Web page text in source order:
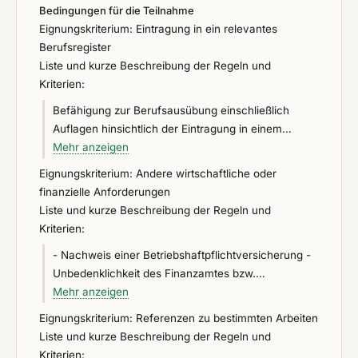
Bedingungen für die Teilnahme
Eignungskriterium: Eintragung in ein relevantes
Berufsregister
Liste und kurze Beschreibung der Regeln und
Kriterien:
Befähigung zur Berufsausübung einschließlich
Auflagen hinsichtlich der Eintragung in einem
Berufs- oder Handelsregister - Eintragung in das
Handwerksrolle Präqualifizierte Unternehmen
führen den Nachweis der Eignung für die zu
vergebende Leistung durch den Eintrag in die Liste
Bauunternehmen e.V. (Präqualifikationsverzeichnis)
sofern dort alle geforderten Unterlagen enthalten
sind und ggf. ergänzt durch geforderte
auftragsspezifische Einzelnachweise. Bei Einsatz
von anderen Unternehmen ist auf gesondertes
Verlangen nachzuweisen, dass diese präqualifiziert
Mehr anzeigen
Eignungskriterium: Andere wirtschaftliche oder
finanzielle Anforderungen
Liste und kurze Beschreibung der Regeln und
Kriterien:
- Nachweis einer Betriebshaftpflichtversicherung -
Unbedenklichkeit des Finanzamtes bzw.
Bescheinigung in Steuersachen -
Einkommensteuergesetz -
Unbedenklichkeitsbescheinigung der
Mehr anzeigen
Eignungskriterium: Referenzen zu bestimmten Arbeiten
Liste und kurze Beschreibung der Regeln und
Kriterien: